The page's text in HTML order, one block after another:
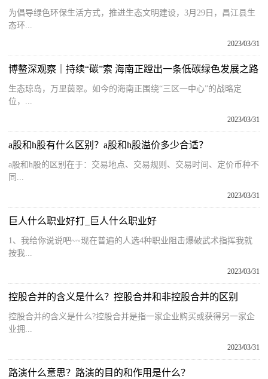
为倡导绿色环保生活方式，推进生态文明建设，3月29日，昌江县生
态环...
2023/03/31
博鳌深观察｜持续“碳”索 海南正蹚出一条低碳绿色发展之路
生态琼岛，万里茵翠。如今的海南正围绕“三区一中心”的战略定
位，...
2023/03/31
a股和h股有什么区别？a股和h股溢价多少合适？
a股和h股的区别在于：交易地点、交易规则、交易时间、定价币种不
同...
2023/03/31
巨人什么职业好打_巨人什么职业好
1、我给你说说吧~~现在普遍的人选4种职业阻击爆破武术指挥我就
按我...
2023/03/31
控股合并的含义是什么？控股合并和非控股合并的区别
控股合并的含义是什么?控股合并是指一家企业购买或获得另一家企
业拥...
2023/03/31
路演什么意思？路演的目的和作用是什么？